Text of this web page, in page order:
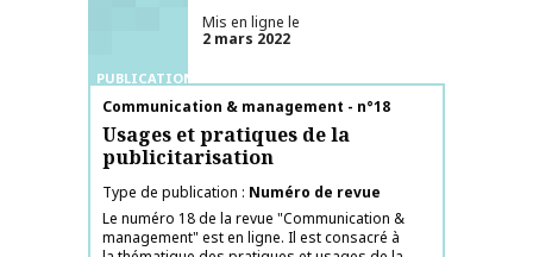
PUBLICATIONS
Mis en ligne le
2 mars 2022
Nom de la publication
Communication & management - n°18
Usages et pratiques de la
publicitarisation
Type de publication
Numéro de revue
Le numéro 18 de la revue "Communication &
management" est en ligne. Il est consacré à